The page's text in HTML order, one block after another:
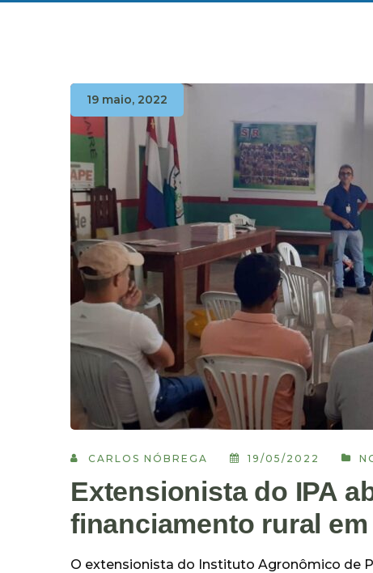
19 maio, 2022
CARLOS NÓBREGA 19/05/2022
Extensionista do IPA
financiamento rural
O extensionista do Instituto Agronômico de